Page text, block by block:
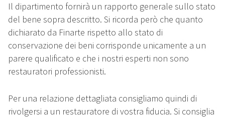
Il dipartimento fornirà un rapporto generale sullo stato
del bene sopra descritto. Si ricorda però che quanto
dichiarato da Finarte rispetto allo stato di
conservazione dei beni corrisponde unicamente a un
parere qualificato e che i nostri esperti non sono
restauratori professionisti.
Per una relazione dettagliata consigliamo quindi di
rivolgersi a un restauratore di vostra fiducia. Si consiglia